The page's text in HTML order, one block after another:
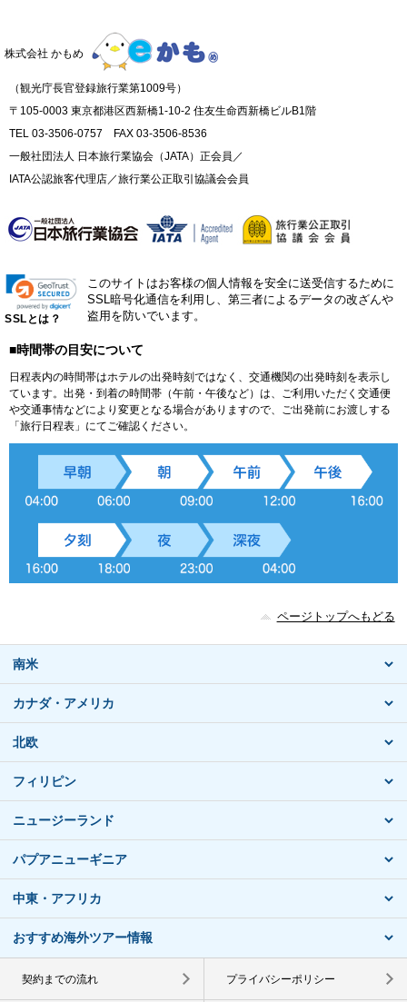
株式会社 かもめ
（観光庁長官登録旅行業第1009号）
〒105-0003 東京都港区西新橋1-10-2 住友生命西新橋ビルB1階
TEL 03-3506-0757 FAX 03-3506-8536
一般社団法人 日本旅行業協会（JATA）正会員／
IATA公認旅客代理店／旅行業公正取引協議会会員
SSLとは？
このサイトはお客様の個人情報を安全に送受信するために
SSL暗号化通信を利用し、第三者によるデータの改ざんや
盗用を防いでいます。
■時間帯の目安について
日程表内の時間帯はホテルの出発時刻ではなく、交通機関の出発時刻を表示し
ています。出発・到着の時間帯（午前・午後など）は、ご利用いただく交通便
や交通事情などにより変更となる場合がありますので、ご出発前にお渡しする
「旅行日程表」にてご確認ください。
ページトップへもどる
南米
カナダ・アメリカ
北欧
フィリピン
ニュージーランド
パプアニューギニア
中東・アフリカ
おすすめ海外ツアー情報
契約までの流れ プライバシーポリシー